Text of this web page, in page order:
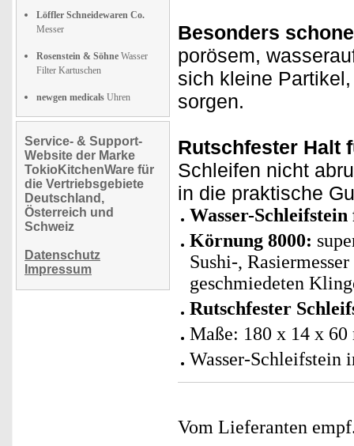
Löffler Schneidewaren Co.
Messer
Rosenstein & Söhne Wasser
Filter Kartuschen
newgen medicals Uhren
Service- & Support-
Website der Marke
TokioKitchenWare für
die Vertriebsgebiete
Deutschland,
Österreich und
Schweiz
Datenschutz
Impressum
Besonders
porösem,
sich kleine
sorgen.
Rutschfester Halt
Schleifen nicht
in die praktische
Wasser-
Körnung 8000:
Sushi-,
geschmiedeten
Rutschfester
Maße: 180 x 14 x
Wasser-Schleifstein
Vom Lieferanten